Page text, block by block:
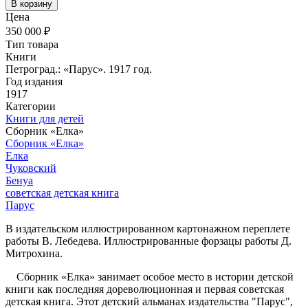
В корзину
Цена
350 000 ₽
Тип товара
Книги
Петроград.: «Парус». 1917 год.
Год издания
1917
Категории
Книги для детей
Сборник «Елка»
Сборник «Елка»
Елка
Чуковский
Бенуа
советская детская книга
Парус
В издательском иллюстрированном картонажном переплете
работы В. Лебедева. Иллюстрированные форзацы работы Д.
Митрохина.
Сборник «Елка» занимает особое место в истории детской
книги как последняя дореволюционная и первая советская
детская книга. Этот детский альманах издательства "Парус",